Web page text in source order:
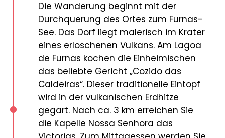
Die Wanderung beginnt mit der
Durchquerung des Ortes zum Furnas-
See. Das Dorf liegt malerisch im Krater
eines erloschenen Vulkans. Am Lagoa
de Furnas kochen die Einheimischen
das beliebte Gericht „Cozido das
Caldeiras“. Dieser traditionelle Eintopf
wird in der vulkanischen Erdhitze
gegart. Nach ca. 3 km erreichen Sie
die Kapelle Nossa Senhora das